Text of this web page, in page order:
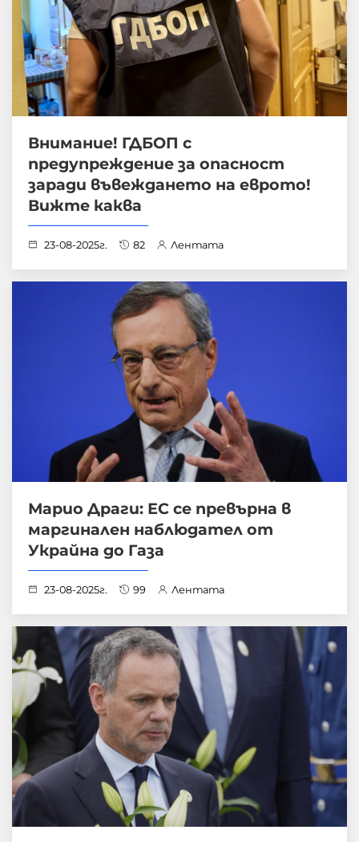
Внимание! ГДБОП с
предупреждение за опасност
заради въвеждането на еврото!
Вижте каква
23-08-2025г. 82 Лентата
Марио Драги: ЕС се превърна в
маргинален наблюдател от
Украйна до Газа
23-08-2025г. 99 Лентата